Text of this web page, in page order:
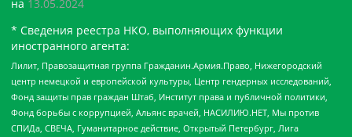
на 13.05.2024
* Сведения реестра НКО, выполняющих функции
иностранного агента:
Лилит, Правозащитная группа Гражданин.Армия.Право, Нижегородский
центр немецкой и европейской культуры, Центр гендерных исследований,
Фонд защиты прав граждан Штаб, Институт права и публичной политики,
Фонд борьбы с коррупцией, Альянс врачей, НАСИЛИЮ.НЕТ, Мы против
СПИДа, СВЕЧА, Гуманитарное действие, Открытый Петербург, Лига